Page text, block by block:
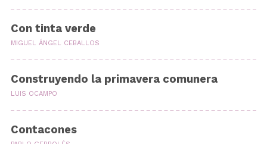
Con tinta verde
MIGUEL ÁNGEL CEBALLOS
Construyendo la primavera comunera
LUIS OCAMPO
Contacones